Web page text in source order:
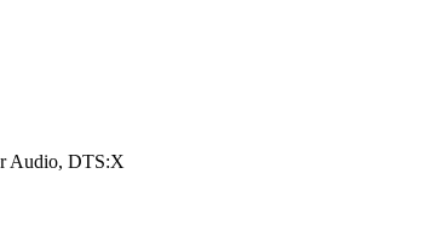
Audio, DTS:X